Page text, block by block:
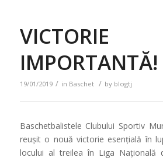
VICTORIE
IMPORTANTĂ!
19/01/2019 / in Baschet / by blogtj
Baschetbalistele Clubului Sportiv
reușit o nouă victorie esențială în
locului al treilea în Liga Națională